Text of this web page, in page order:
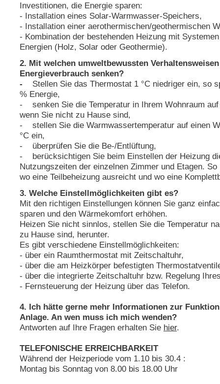
Investitionen, die Energie sparen:
- Installation eines Solar-Warmwasser-Speichers,
- Installation einer aerothermischen/geothermischen
- Kombination der bestehenden Heizung mit
Energien (Holz, Solar oder Geothermie).
2. Mit welchen umweltbewussten
Energieverbrauch senken?
-
Stellen Sie das Thermostat 1 °C niedriger ein, so
% Energie,
- senken Sie die Temperatur in Ihrem Wohnraum auf
wenn Sie nicht zu Hause sind,
- stellen Sie die Warmwassertemperatur auf einen
°C ein,
- überprüfen Sie die Be-/Entlüftung,
- berücksichtigen Sie beim Einstellen der Heizung
Nutzungszeiten der einzelnen Zimmer und Etagen.
wo eine Teilbeheizung ausreicht und wo eine
3. Welche Einstellmöglichkeiten gibt es?
Mit den richtigen Einstellungen können Sie ganz
sparen und den Wärmekomfort erhöhen.
Heizen Sie nicht sinnlos, stellen Sie die Temperatur
zu Hause sind, herunter.
Es gibt verschiedene Einstellmöglichkeiten:
- über ein Raumthermostat mit Zeitschaltuhr,
- über die am Heizkörper befestigten
- über die integrierte Zeitschaltuhr bzw. Regelung
- Fernsteuerung der Heizung über das Telefon.
4. Ich hätte gerne mehr Informationen zur
Anlage. An wen muss ich mich wenden?
Antworten auf Ihre Fragen erhalten Sie hier.
TELEFONISCHE ERREICHBARKEIT
Während der Heizperiode vom 1.10 bis 30.4 :
Montag bis Sonntag von 8.00 bis 18.00 Uhr